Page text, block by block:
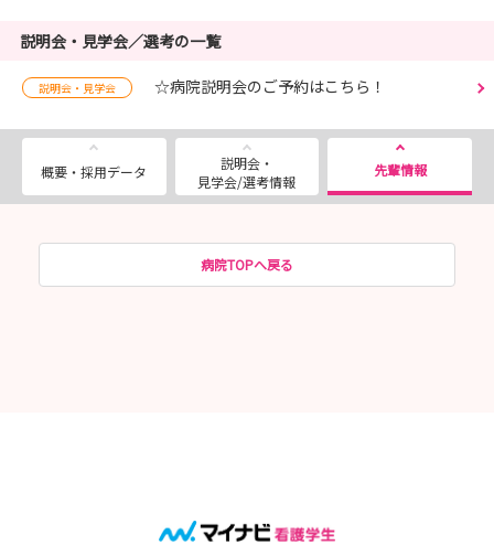
説明会・見学会／選考の一覧
説明会・見学会 ☆病院説明会のご予約はこちら！
概要・採用データ
説明会・
見学会/選考情報
先輩情報
病院TOPへ戻る